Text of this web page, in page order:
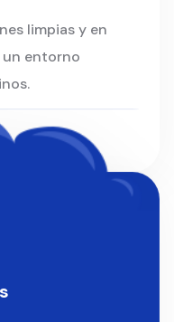
limpias y en
entorno